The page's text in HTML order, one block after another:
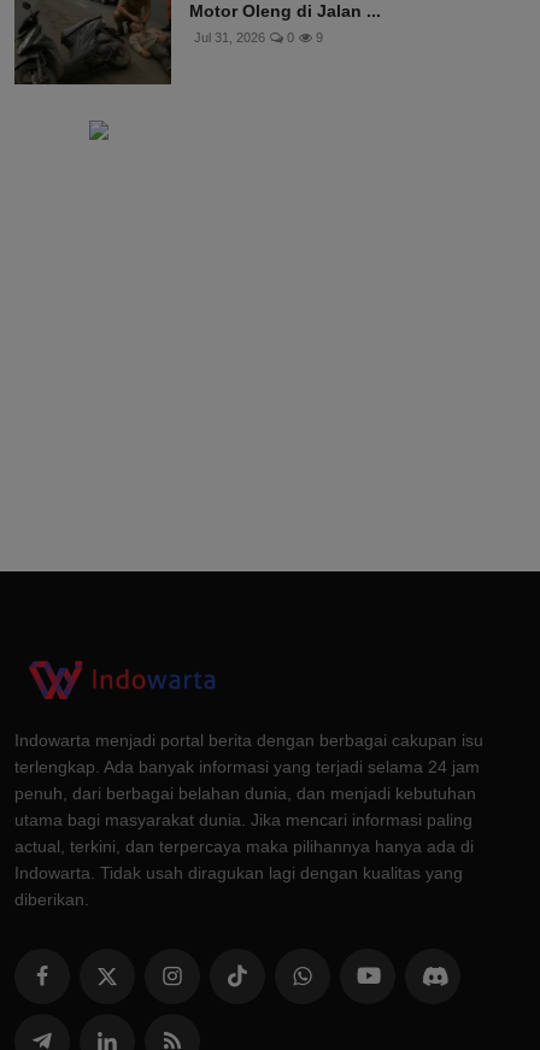
Motor Oleng di Jalan ...
Jul 31, 2026 0 9
Indowarta menjadi portal berita dengan berbagai cakupan isu
terlengkap. Ada banyak informasi yang terjadi selama 24 jam
penuh, dari berbagai belahan dunia, dan menjadi kebutuhan
utama bagi masyarakat dunia. Jika mencari informasi paling
actual, terkini, dan terpercaya maka pilihannya hanya ada di
Indowarta. Tidak usah diragukan lagi dengan kualitas yang
diberikan.